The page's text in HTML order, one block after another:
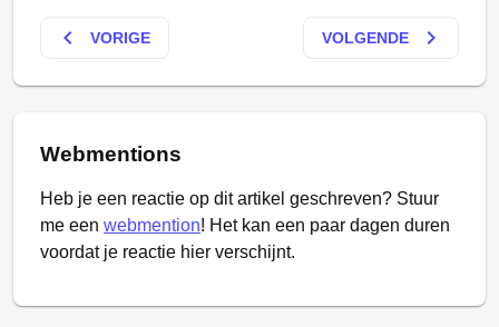
keyboard_arrow_left VORIGE VOLGENDE keyboard_arrow_right
Webmentions
Heb je een reactie op dit artikel geschreven? Stuur
me een webmention! Het kan een paar dagen duren
voordat je reactie hier verschijnt.